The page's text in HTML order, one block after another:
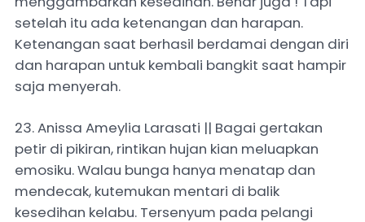
setelah itu ada ketenangan dan harapan.
Ketenangan saat berhasil berdamai dengan diri
dan harapan untuk kembali bangkit saat hampir
saja menyerah.
23. Anissa Ameylia Larasati || Bagai gertakan
petir di pikiran, rintikan hujan kian meluapkan
emosiku. Walau bunga hanya menatap dan
mendecak, kutemukan mentari di balik
kesedihan kelabu. Tersenyum pada pelangi